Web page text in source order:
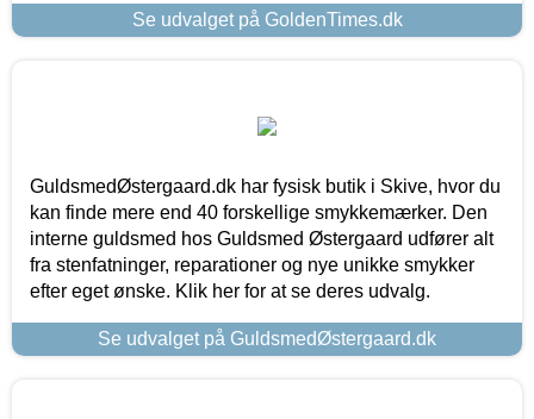
Se udvalget på GoldenTimes.dk
GuldsmedØstergaard.dk har fysisk butik i Skive, hvor du
kan finde mere end 40 forskellige smykkemærker. Den
interne guldsmed hos Guldsmed Østergaard udfører alt
fra stenfatninger, reparationer og nye unikke smykker
efter eget ønske. Klik her for at se deres udvalg.
Se udvalget på GuldsmedØstergaard.dk